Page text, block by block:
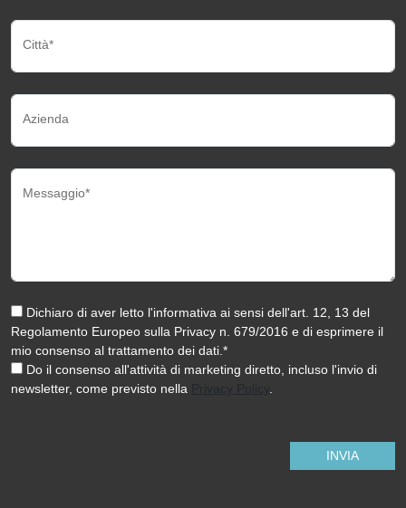
Città*
Azienda
Messaggio*
Dichiaro di aver letto l'informativa ai sensi dell'art. 12, 13 del
Regolamento Europeo sulla Privacy n. 679/2016 e di esprimere il
mio consenso al trattamento dei dati.*
Do il consenso all'attività di marketing diretto, incluso l'invio di
newsletter, come previsto nella